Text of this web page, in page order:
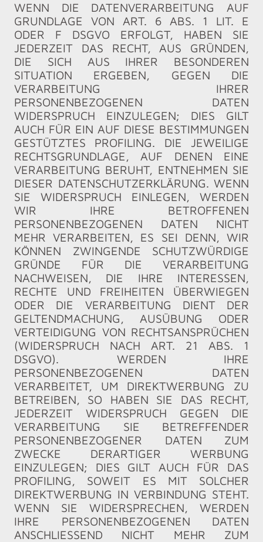
WENN DIE DATENVERARBEITUNG AUF
GRUNDLAGE VON ART. 6 ABS. 1 LIT. E
ODER F DSGVO ERFOLGT, HABEN SIE
JEDERZEIT DAS RECHT, AUS GRÜNDEN,
DIE SICH AUS IHRER BESONDEREN
SITUATION ERGEBEN, GEGEN DIE
VERARBEITUNG IHRER
PERSONENBEZOGENEN DATEN
WIDERSPRUCH EINZULEGEN; DIES GILT
AUCH FÜR EIN AUF DIESE BESTIMMUNGEN
GESTÜTZTES PROFILING. DIE JEWEILIGE
RECHTSGRUNDLAGE, AUF DENEN EINE
VERARBEITUNG BERUHT, ENTNEHMEN SIE
DIESER DATENSCHUTZERKLÄRUNG. WENN
SIE WIDERSPRUCH EINLEGEN, WERDEN
WIR IHRE BETROFFENEN
PERSONENBEZOGENEN DATEN NICHT
MEHR VERARBEITEN, ES SEI DENN, WIR
KÖNNEN ZWINGENDE SCHUTZWÜRDIGE
GRÜNDE FÜR DIE VERARBEITUNG
NACHWEISEN, DIE IHRE INTERESSEN,
RECHTE UND FREIHEITEN ÜBERWIEGEN
ODER DIE VERARBEITUNG DIENT DER
GELTENDMACHUNG, AUSÜBUNG ODER
VERTEIDIGUNG VON RECHTSANSPRÜCHEN
(WIDERSPRUCH NACH ART. 21 ABS. 1
DSGVO). WERDEN IHRE
PERSONENBEZOGENEN DATEN
VERARBEITET, UM DIREKTWERBUNG ZU
BETREIBEN, SO HABEN SIE DAS RECHT,
JEDERZEIT WIDERSPRUCH GEGEN DIE
VERARBEITUNG SIE BETREFFENDER
PERSONENBEZOGENER DATEN ZUM
ZWECKE DERARTIGER WERBUNG
EINZULEGEN; DIES GILT AUCH FÜR DAS
PROFILING, SOWEIT ES MIT SOLCHER
DIREKTWERBUNG IN VERBINDUNG STEHT.
WENN SIE WIDERSPRECHEN, WERDEN
IHRE PERSONENBEZOGENEN DATEN
ANSCHLIESSEND NICHT MEHR ZUM